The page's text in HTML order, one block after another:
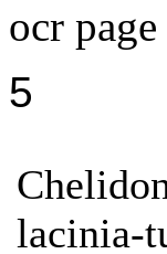
ocr page
5
lacinia-